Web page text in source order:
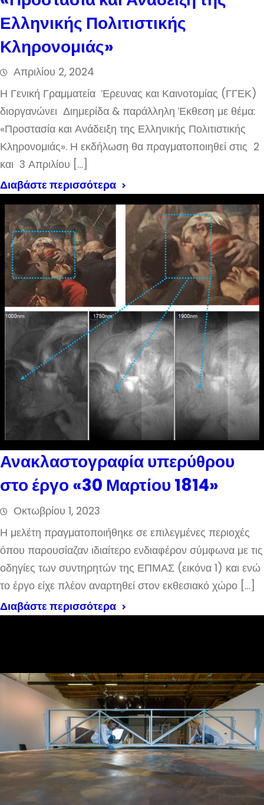
Ελληνικής Πολιτιστικής
Κληρονομιάς»
Απριλίου 2, 2024
Η Γενική Γραμματεία Έρευνας και Καινοτομίας (ΓΓΕΚ)
διοργανώνει Διημερίδα & παράλληλη Έκθεση με θέμα:
«Προστασία και Ανάδειξη της Ελληνικής Πολιτιστικής
Κληρονομιάς». Η εκδήλωση θα πραγματοποιηθεί στις 2
και 3 Απριλίου […]
Διαβάστε περισσότερα
Ανακλαστογραφία υπερύθρου
στο έργο «30 Μαρτίου 1814»
Οκτωβρίου 1, 2023
Η μελέτη πραγματοποιήθηκε σε επιλεγμένες περιοχές
όπου παρουσίαζαν ιδιαίτερο ενδιαφέρον σύμφωνα με τις
οδηγίες των συντηρητών της ΕΠΜΑΣ (εικόνα 1) και ενώ
το έργο είχε πλέον αναρτηθεί στον εκθεσιακό χώρο […]
Διαβάστε περισσότερα